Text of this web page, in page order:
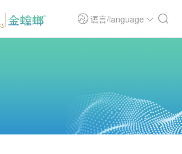
语言/language